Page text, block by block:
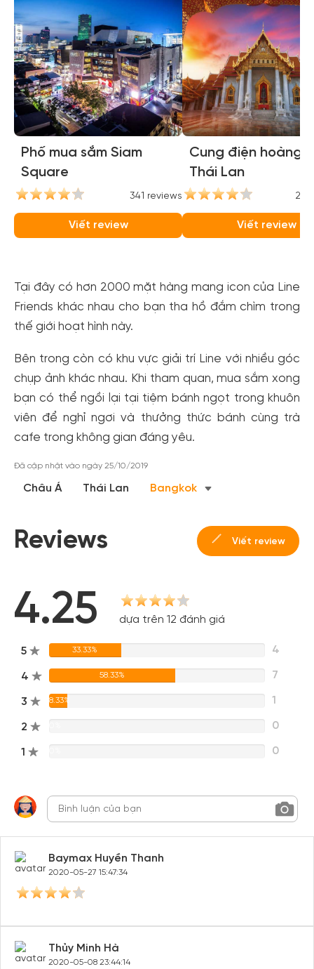
Phố mua sắm Siam
Square
341 reviews
Viết review
Cung điện hoàng
Thái Lan
Viết review
Tại đây có hơn 2000 mặt hàng mang icon của Line
Friends khác nhau cho bạn tha hồ đắm chìm trong
thế giới hoạt hình này.
Bên trong còn có khu vực giải trí Line với nhiều góc
chụp ảnh khác nhau. Khi tham quan, mua sắm xong
bạn có thể ngồi lại tại tiệm bánh ngọt trong khuôn
viên để nghỉ ngơi và thưởng thức bánh cùng trà
cafe trong không gian đáng yêu.
Đã cập nhật vào ngày 25/10/2019
Châu Á Thái Lan Bangkok
Reviews Viết review
4.25 dựa trên 12 đánh giá
5 33.33% 4
4 58.33% 7
3 8.33% 1
2 0
1 0
Baymax Huyền Thanh
2020-05-27 15:47:34
Thủy Minh Hà
2020-05-08 23:44:14